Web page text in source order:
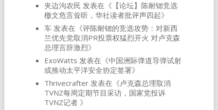
夹边沟农民 发表在《 【论坛】陈耐锶竞选
檄文危言耸听，华社读者批评声四起》
车发表在《评陈耐锶的竞选攻势：对新西
兰优先党取消PR投票权猛烈开火 对卢克森
总理言辞激烈》
ExoWatts 发表在《中国洲际弹道导弹试射
或推动太平洋安全协定签署》
Thrivecrafter发表在《卢克森总理取消
TVNZ每周定期节目采访，国家党投诉
TVNZ记者 》